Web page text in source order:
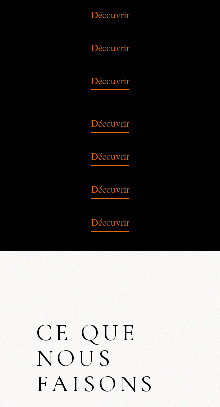
Découvrir
Découvrir
Découvrir
Découvrir
Découvrir
Découvrir
Découvrir
CE QUE
NOUS
FAISONS